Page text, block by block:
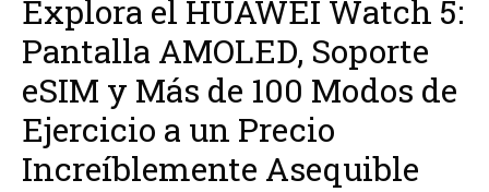
Explora el HUAWEI Watch 5:
Pantalla AMOLED, Soporte
eSIM y Más de 100 Modos de
Ejercicio a un Precio
Increíblemente Asequible